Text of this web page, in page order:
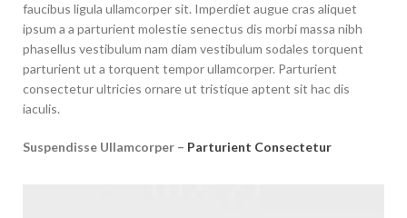
faucibus ligula ullamcorper sit. Imperdiet augue cras aliquet
ipsum a a parturient molestie senectus dis morbi massa nibh
phasellus vestibulum nam diam vestibulum sodales torquent
parturient ut a torquent tempor ullamcorper. Parturient
consectetur ultricies ornare ut tristique aptent sit hac dis
iaculis.
Suspendisse Ullamcorper – Parturient Consectetur